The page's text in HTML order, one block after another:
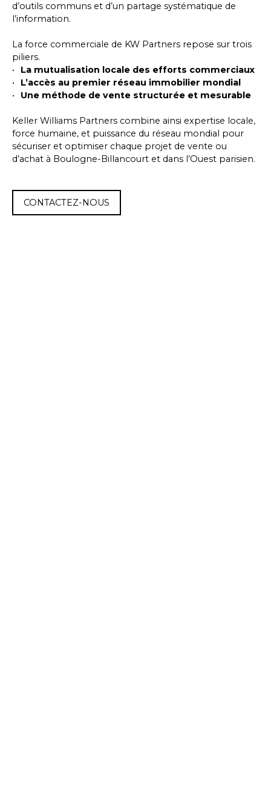
d’outils communs et d’un partage systématique de
l’information.
La force commerciale de KW Partners repose sur trois
piliers.
La mutualisation locale des efforts commerciaux
L’accès au premier réseau immobilier mondial
Une méthode de vente structurée et mesurable
Keller Williams Partners combine ainsi expertise locale,
force humaine, et puissance du réseau mondial pour
sécuriser et optimiser chaque projet de vente ou
d’achat à Boulogne-Billancourt et dans l’Ouest parisien.
CONTACTEZ-NOUS